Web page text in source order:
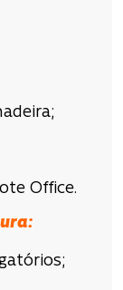
Office.